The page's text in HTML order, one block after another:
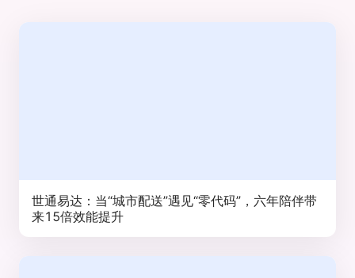
世通易达：当“城市配送”遇见“零代码”，六年陪伴带
来15倍效能提升